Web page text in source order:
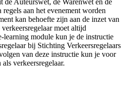
aan het evenement worden
kan behoefte zijn aan de inzet van
moet altijd
learning module kun je de instructie
bij Stichting Verkeersregelaars
van deze instructie kun je voor
verkeersregelaar.